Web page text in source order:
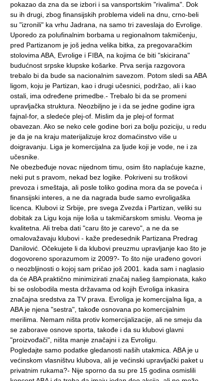
pokazao da zna da se izbori i sa vansportskim "rivalima". Dok
su ih drugi, zbog finansijskih problema videli na dnu, crno-beli
su "izronili" ka vrhu Jadrana, na samo tri zaveslaja do Evrolige.
Uporedo za polufinalnim borbama u regionalnom takmičenju,
pred Partizanom je još jedna velika bitka, za pregovaračkim
stolovima ABA, Evrolige i FIBA, na kojima će biti "skicirana"
budućnost srpske klupske košarke. Prva serija razgovora
trebalo bi da bude sa nacionalnim savezom. Potom sledi sa ABA
ligom, koju je Partizan, kao i drugi učesnici, podržao, ali i kao
ostali, ima određene primedbe.- Trebalo bi da se promeni
upravljačka struktura. Neozbiljno je i da se jedne godine igra
fajnal-for, a sledeće plej-of. Mislim da je plej-of format
obavezan. Ako se neko cele godine bori za bolju poziciju, u redu
je da je na kraju materijalizuje kroz domaćinstvo više u
doigravanju. Liga je komercijalna za ljude koji je vode, ne i za
učesnike.
Ne obezbeđuje novac nijednom timu, osim što naplaćuje kazne,
neki put s pravom, nekad bez logike. Pokriveni su troškovi
prevoza i smeštaja, ali posle toliko godina mora da se poveća i
finansijski interes, a ne da nagrada bude samo evroligaška
licenca. Klubovi iz Srbije, pre svega Zvezda i Partizan, veliki su
dobitak za Ligu koja nije loša u takmičarskom smislu. Veoma je
kvalitetna. Ali treba dati "caru što je carevo", a ne da se
omalovažavaju klubovi - kaže predesednik Partizana Predrag
Danilović. Očekujete li da klubovi preuzmu upravljanje kao što je
dogovoreno sporazumom iz 2009?- To što nije urađeno govori
o neozbljinosti o kojoj sam pričao još 2001. kada sam i naglasio
da će ABA praktično minimizirati značaj našeg šampionata, kako
bi se oslobodila mesta državama od kojih Evroliga inkasira
značajna sredstva za TV prava. Evroliga je komercijalna liga, a
ABA je njena "sestra", takođe osnovana po komercijalnim
merilima. Nemam ništa protiv komercijalizacije, ali ne smeju da
se zaborave osnove sporta, takođe i da su klubovi glavni
"proizvođači", ništa manje značajni i za Evroligu.
Pogledajte samo podatke gledanosti naših utakmica. ABA je u
većinskom vlasništvu klubova, ali je većinski upravljački paket u
privatnim rukama?- Nije sporno da su pre 15 godina osmislili